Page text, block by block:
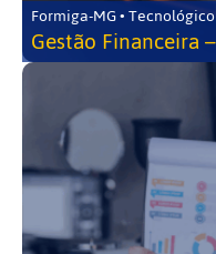
Formiga-MG •
Gestão Financeira